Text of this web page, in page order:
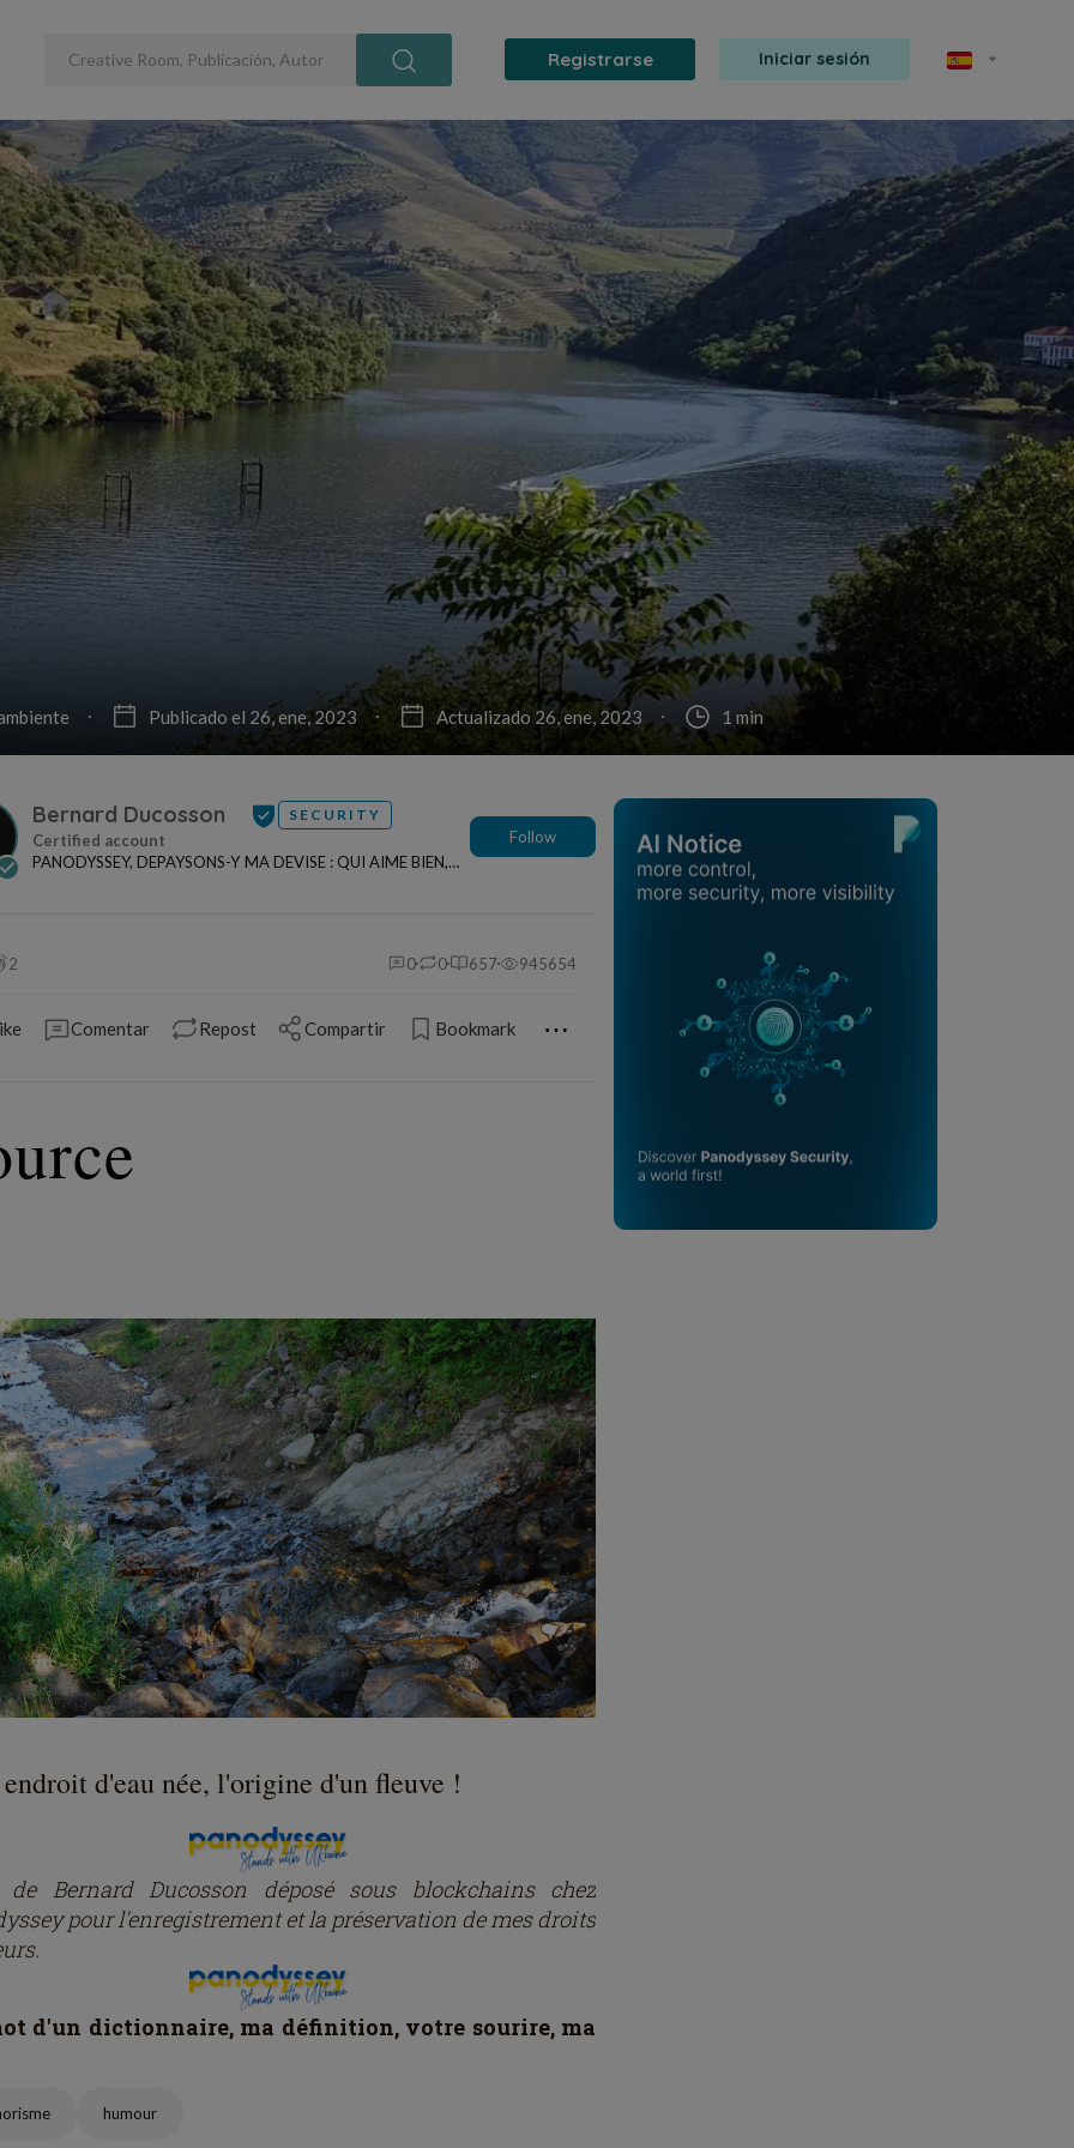
Registrarse Iniciar sesión
Publicado el 26, ene, 2023 Actualizado 26, ene, 2023 1 min
Bernard Ducosson SECURITY
PANODYSSEY, DEPAYSONS-Y MA DEVISE : QUI AIME BIEN,
Follow
2 0 0 657 945654
Comentar Repost Compartir Bookmark ⋯
d'eau née, l'origine d'un fleuve !
de Bernard Ducosson déposé sous blockchains chez
pour l'enregistrement et la préservation de mes droits
d'un dictionnaire, ma définition, votre sourire, ma
humour